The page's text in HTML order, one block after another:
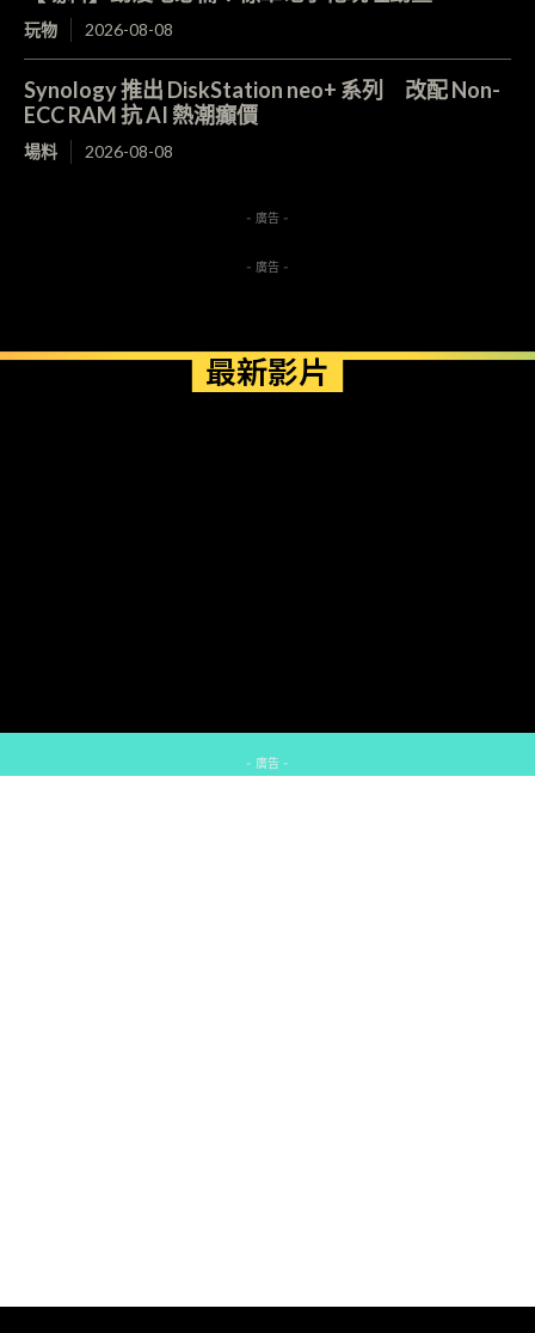
玩物 2026-08-08
Synology 推出 DiskStation neo+ 系列 改配 Non-
ECC RAM 抗 AI 熱潮癲價
場料 2026-08-08
- 廣告 -
- 廣告 -
最新影片
- 廣告 -